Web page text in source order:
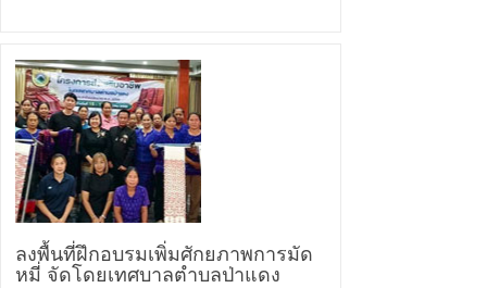
ลงพื้นที่ฝึกอบรมเพิ่มศักยภาพการมัด
หมี่ จัดโดยเทศบาลตำบลป่าแดง